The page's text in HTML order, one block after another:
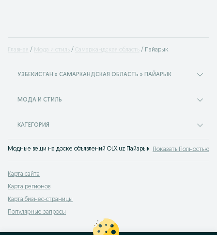
Главная Мода и стиль Самаркандская область Пайарык
УЗБЕКИСТАН » САМАРКАНДСКАЯ ОБЛАСТЬ » ПАЙАРЫК
МОДА И СТИЛЬ
КАТЕГОРИЯ
Модные вещи на доске объявлений OLX.uz Пайарык. Покупайте все
Показать Полностью
Карта сайта
Карта регионов
Карта бизнес-страницы
Популярные запросы